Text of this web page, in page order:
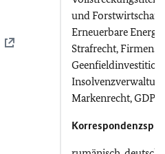
und
Erneuerbare
Strafrecht,
Markenrecht, GDPR